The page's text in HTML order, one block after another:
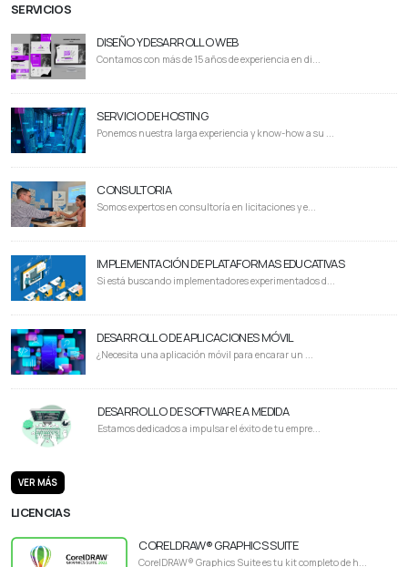
SERVICIOS
DISEÑO Y DESARROLLO WEB
Contamos con más de 15 años de experiencia en di...
SERVICIO DE HOSTING
Ponemos nuestra larga experiencia y know-how a su ...
CONSULTORIA
Somos expertos en consultoría en licitaciones y e...
IMPLEMENTACIÓN DE PLATAFORMAS EDUCATIVAS
Si está buscando implementadores experimentados d...
DESARROLLO DE APLICACIONES MÓVIL
¿Necesita una aplicación móvil para encarar un ...
DESARROLLO DE SOFTWARE A MEDIDA
Estamos dedicados a impulsar el éxito de tu empre...
VER MÁS
LICENCIAS
CORELDRAW® GRAPHICS SUITE
CorelDRAW® Graphics Suite es tu kit completo de h...